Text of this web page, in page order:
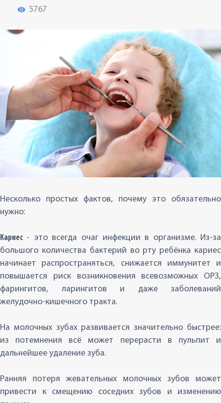
5767
Несколько простых фактов, почему это обязательно
нужно:
Кариес - это всегда очаг инфекции в организме. Из-за
большого количества бактерий во рту ребёнка кариес
начинает распространяться, снижается иммунитет и
повышается риск возникновения всевозможных ОРЗ,
фарингитов, ларингитов и даже заболеваний
желудочно-кишечного тракта.
На молочных зубах развивается значительно быстрее:
из потемнения всё может перерасти в пульпит и
дальнейшее удаление зуба.
Ранняя потеря жевательных молочных зубов может
привести к смещению соседних зубов и изменению